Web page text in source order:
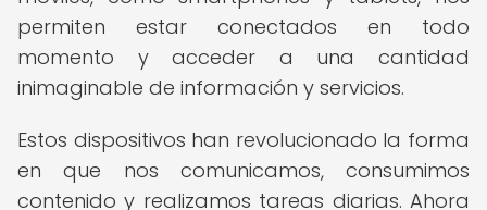
permiten estar conectados en todo
momento y acceder a una cantidad
inimaginable de información y servicios.
Estos dispositivos han revolucionado la forma
en que nos comunicamos, consumimos
contenido y realizamos tareas diarias. Ahora